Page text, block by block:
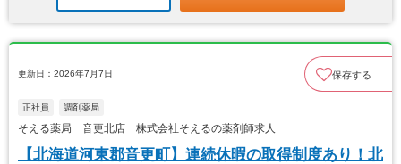
更新日：2026年7月7日 保存する
正社員 調剤薬局
そえる薬局 音更北店 株式会社そえるの薬剤師求人
【北海道河東郡音更町】連続休暇の取得制度あり！北